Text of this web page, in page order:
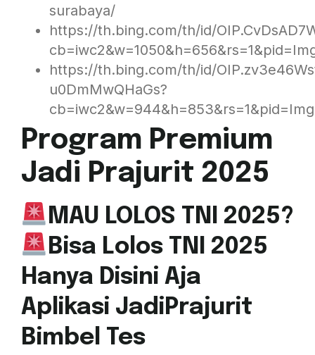
surabaya/
https://th.bing.com/th/id/
https://th.bing.com/th/id/
u0DmMwQHaGs?
Program Premium
Jadi Prajurit 2025
MAU LOLOS TNI 2025?
Bisa Lolos TNI 2025
Hanya Disini Aja
Aplikasi JadiPrajurit
Bimbel Tes